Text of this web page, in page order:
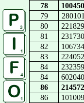
78
79
80
81
82
83
84
84
86
86